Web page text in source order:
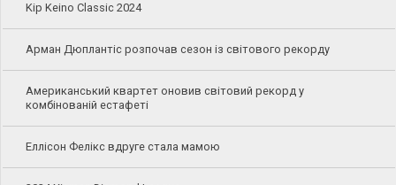
Kip Keino Classic 2024
Арман Дюплантіс розпочав сезон із світового рекорду
Американський квартет оновив світовий рекорд у
комбінованій естафеті
Еллісон Фелікс вдруге стала мамою